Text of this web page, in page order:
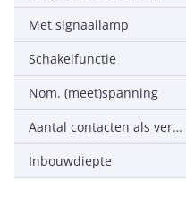
Met signaallamp
Schakelfunctie
Nom. (meet)spanning
Aantal contacten als verbreekcontact
Inbouwdiepte